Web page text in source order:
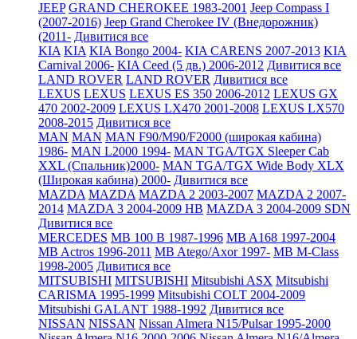
JEEP GRAND CHEROKEE 1983-2001 Jeep Compass I
(2007-2016) Jeep Grand Cherokee IV (Внедорожник)
(2011- Дивитися все
KIA KIA KIA Bongo 2004- KIA CARENS 2007-2013 KIA
Carnival 2006- KIA Ceed (5 дв.) 2006-2012 Дивитися все
LAND ROVER LAND ROVER Дивитися все
LEXUS LEXUS LEXUS ES 350 2006-2012 LEXUS GX
470 2002-2009 LEXUS LX470 2001-2008 LEXUS LX570
2008-2015 Дивитися все
MAN MAN MAN F90/M90/F2000 (широкая кабина)
1986- MAN L2000 1994- MAN TGA/TGX Sleeper Cab
XXL (Спальник)2000- MAN TGA/TGX Wide Body XLX
(Широкая кабина) 2000- Дивитися все
MAZDA MAZDA MAZDA 2 2003-2007 MAZDA 2 2007-
2014 MAZDA 3 2004-2009 HB MAZDA 3 2004-2009 SDN
Дивитися все
MERCEDES MB 100 B 1987-1996 MB A168 1997-2004
MB Actros 1996-2011 MB Atego/Axor 1997- MB M-Class
1998-2005 Дивитися все
MITSUBISHI MITSUBISHI Mitsubishi ASX Mitsubishi
CARISMA 1995-1999 Mitsubishi COLT 2004-2009
Mitsubishi GALANT 1988-1992 Дивитися все
NISSAN NISSAN Nissan Almera N15/Pulsar 1995-2000